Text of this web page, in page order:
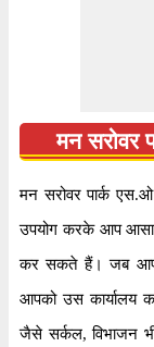
मन सरोवर
मन सरोवर पार्क
उपयोग करके आप
कर सकते हैं। जब आप
आपको उस कार्यालय
जैसे सर्कल, विभाजन